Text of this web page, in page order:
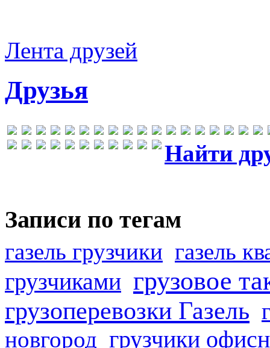
Лента друзей
Друзья
Найти
Записи по тегам
газель грузчики газель
грузчиками грузовое
грузоперевозки Газель
новгород грузчики